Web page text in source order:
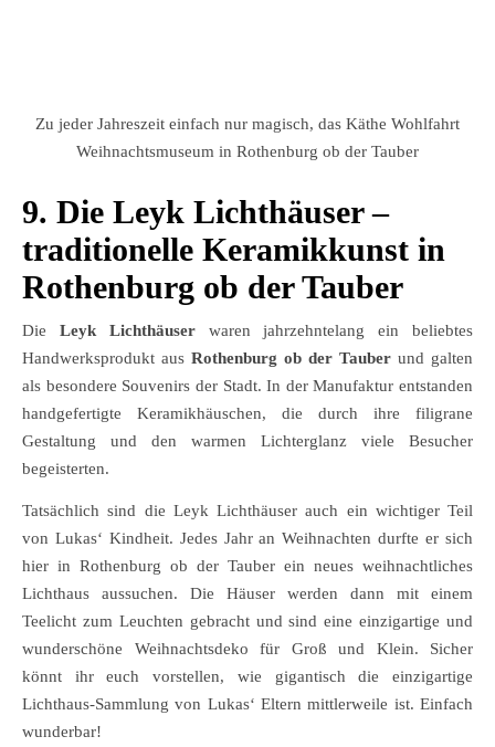
Zu jeder Jahreszeit einfach nur magisch, das Käthe Wohlfahrt
Weihnachtsmuseum in Rothenburg ob der Tauber
9. Die Leyk Lichthäuser –
traditionelle Keramikkunst in
Rothenburg ob der Tauber
Die Leyk Lichthäuserwaren jahrzehntelang ein beliebtes
Handwerksprodukt aus Rothenburg ob der Tauber und galten
als besondere Souvenirs der Stadt. In der Manufaktur entstanden
handgefertigte Keramikhäuschen, die durch ihre filigrane
Gestaltung und den warmen Lichterglanz viele Besucher
begeisterten.
Tatsächlich sind die Leyk Lichthäuser auch ein wichtiger Teil
von Lukas‘ Kindheit. Jedes Jahr an Weihnachten durfte er sich
hier in Rothenburg ob der Tauber ein neues weihnachtliches
Lichthaus aussuchen. Die Häuser werden dann mit einem
Teelicht zum Leuchten gebracht und sind eine einzigartige und
wunderschöne Weihnachtsdeko für Groß und Klein. Sicher
könnt ihr euch vorstellen, wie gigantisch die einzigartige
Lichthaus-Sammlung von Lukas‘ Eltern mittlerweile ist. Einfach
wunderbar!